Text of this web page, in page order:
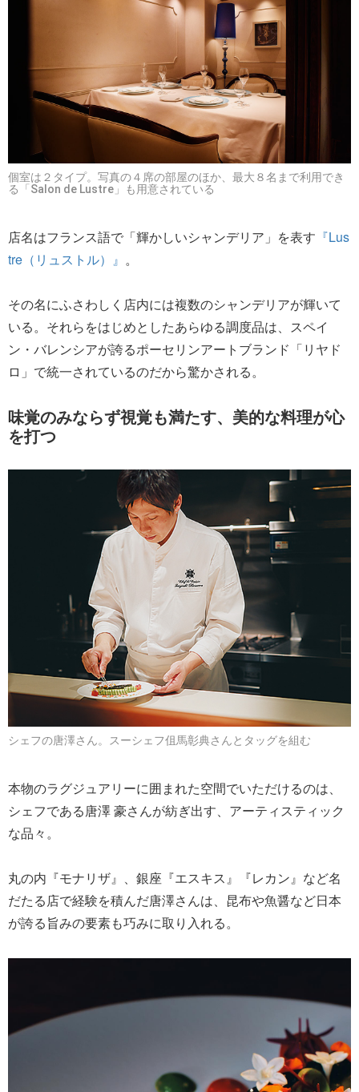
個室は２タイプ。写真の４席の部屋のほか、最大８名まで利用でき
る「Salon de Lustre」も用意されている
店名はフランス語で「輝かしいシャンデリア」を表す 『Lus
tre（リュストル）』 。
その名にふさわしく店内には複数のシャンデリアが輝いて
いる。それらをはじめとしたあらゆる調度品は、スペイ
ン・バレンシアが誇るポーセリンアートブランド「リヤド
ロ」で統一されているのだから驚かされる。
味覚のみならず視覚も満たす、美的な料理が心
を打つ
シェフの唐澤さん。スーシェフ伹馬彰典さんとタッグを組む
本物のラグジュアリーに囲まれた空間でいただけるのは、
シェフである唐澤 豪さんが紡ぎ出す、アーティスティック
な品々。
丸の内『モナリザ』、銀座『エスキス』『レカン』など名
だたる店で経験を積んだ唐澤さんは、昆布や魚醤など日本
が誇る旨みの要素も巧みに取り入れる。